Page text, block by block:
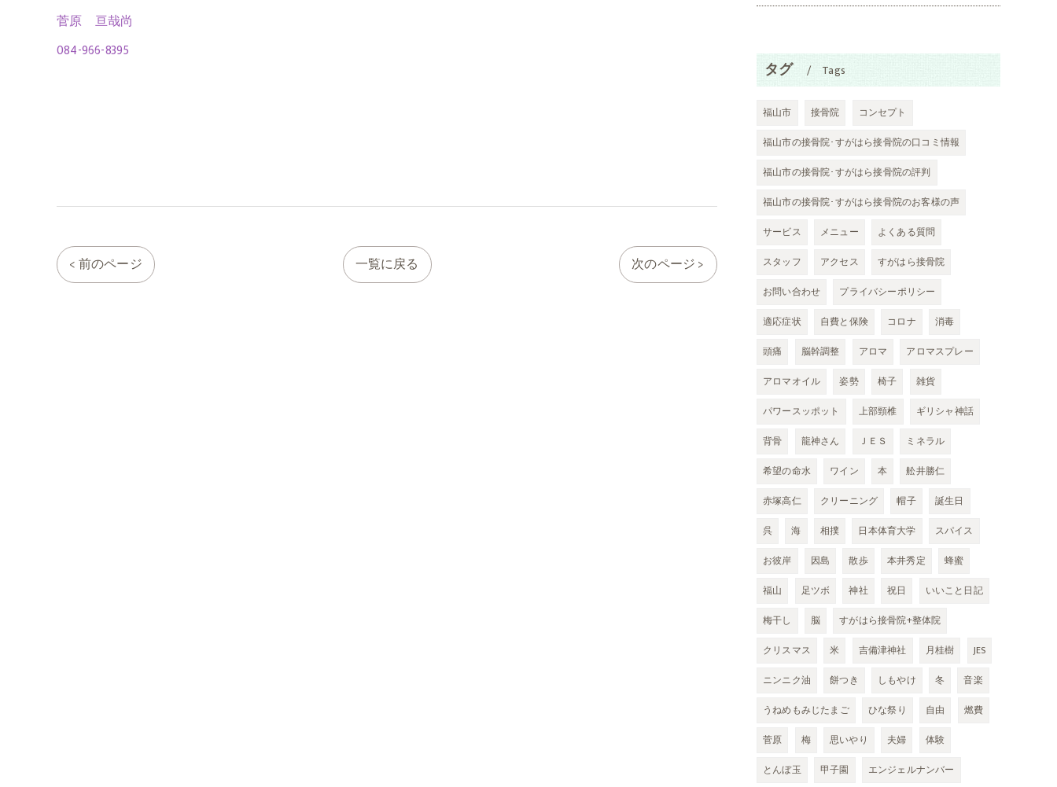
菅原 亘哉尚
084-966-8395
< 前のページ 一覧に戻る 次のページ >
タグ Tags
福山市 接骨院
コンセプト
福山市の接骨院･すがはら接骨院の口コミ情報
福山市の接骨院･すがはら接骨院の評判
福山市の接骨院･すがはら接骨院のお客様の声
サービス
メニュー
よくある質問
スタッフ
アクセス
すがはら接骨院
お問い合わせ
プライバシーポリシー
適応症状
自費と保険 コロナ
消毒
頭痛
脳幹調整 アロマ
アロマスプレー
アロマオイル
姿勢 椅子
雑貨
パワースッポット
上部頸椎
ギリシャ神話
背骨
龍神さん ＪＥＳ
ミネラル
希望の命水
ワイン 本
舩井勝仁
赤塚高仁
クリーニング 帽子
誕生日
呉
海 相撲 日本体育大学
スパイス
お彼岸
因島 散歩 本井秀定
蜂蜜
福山
足ツボ 神社 祝日
いいこと日記
梅干し
脳
すがはら接骨院+整体院
クリスマス
米 吉備津神社 月桂樹
JES
ニンニク油
餅つき しもやけ 冬
音楽
うねめもみじたまご
ひな祭り 自由
燃費
菅原
梅 思いやり 夫婦
体験
とんぼ玉
甲子園
エンジェルナンバー